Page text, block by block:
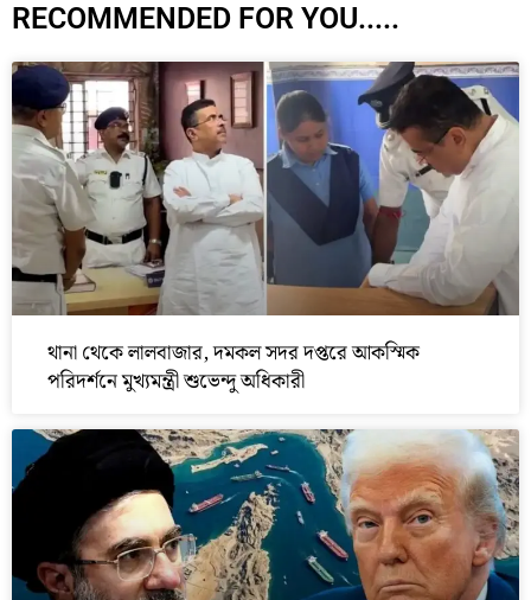
RECOMMENDED FOR YOU.....
থানা থেকে লালবাজার, দমকল সদর দপ্তরে আকস্মিক
পরিদর্শনে মুখ্যমন্ত্রী শুভেন্দু অধিকারী